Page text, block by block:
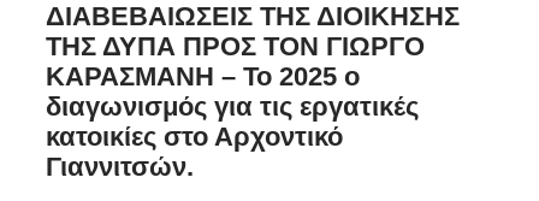
ΔΙΑΒΕΒΑΙΩΣΕΙΣ ΤΗΣ ΔΙΟΙΚΗΣΗΣ
ΤΗΣ ΔΥΠΑ ΠΡΟΣ ΤΟΝ ΓΙΩΡΓΟ
ΚΑΡΑΣΜΑΝΗ – Το 2025 ο
διαγωνισμός για τις εργατικές
κατοικίες στο Αρχοντικό
Γιαννιτσών.